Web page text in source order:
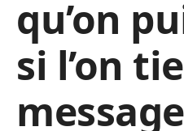
qu’on
si l’on